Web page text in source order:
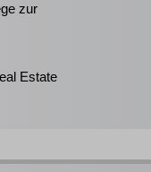
zur
Estate